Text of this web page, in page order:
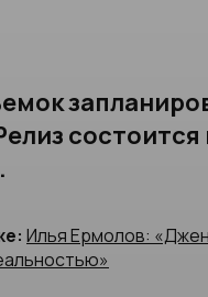
состоится
Илья Ермолов: